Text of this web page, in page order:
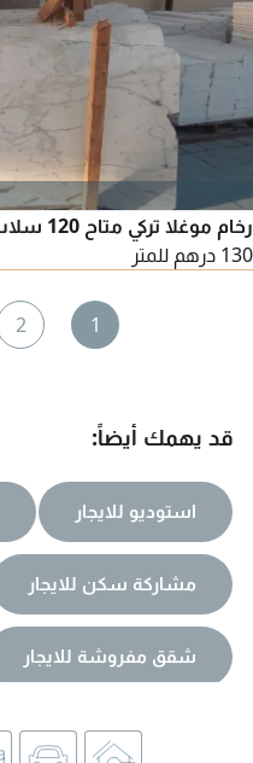
130 درهم للمتر
1
2
قد يهمك أيضاً:
استوديو للايجار
مشاركة سكن للايجار
شقق مفروشة للايجار